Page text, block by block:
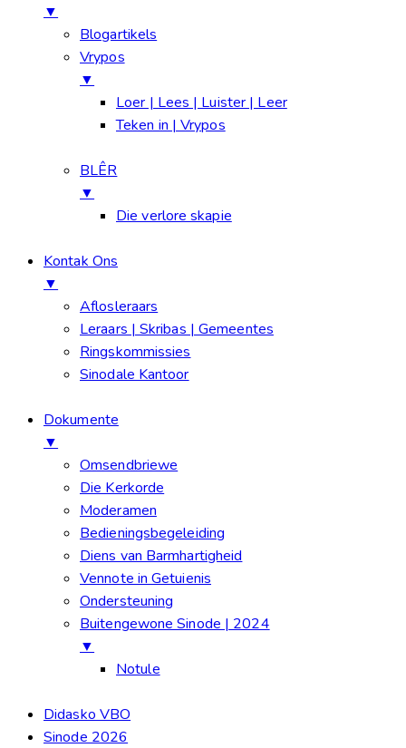
▼
Blogartikels
Vrypos
▼
Loer | Lees | Luister | Leer
Teken in | Vrypos
BLÊR
▼
Die verlore skapie
Kontak Ons
▼
Aflosleraars
Leraars | Skribas | Gemeentes
Ringskommissies
Sinodale Kantoor
Dokumente
▼
Omsendbriewe
Die Kerkorde
Moderamen
Bedieningsbegeleiding
Diens van Barmhartigheid
Vennote in Getuienis
Ondersteuning
Buitengewone Sinode | 2024
▼
Notule
Didasko VBO
Sinode 2026